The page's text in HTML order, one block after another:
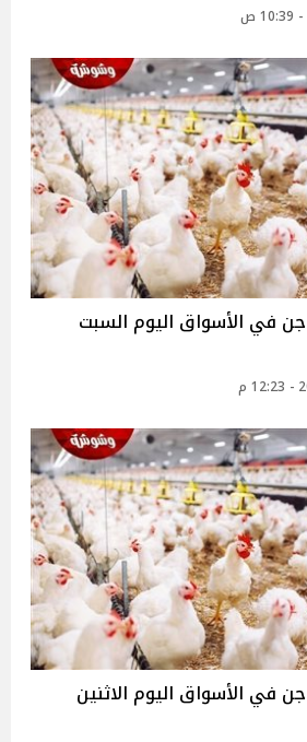
قائمة بأسعار الدواجن في الأسواق‎‎ اليوم السبت
قائمة بأسعار الدواجن في الأسواق‎‎ اليوم الاثنين